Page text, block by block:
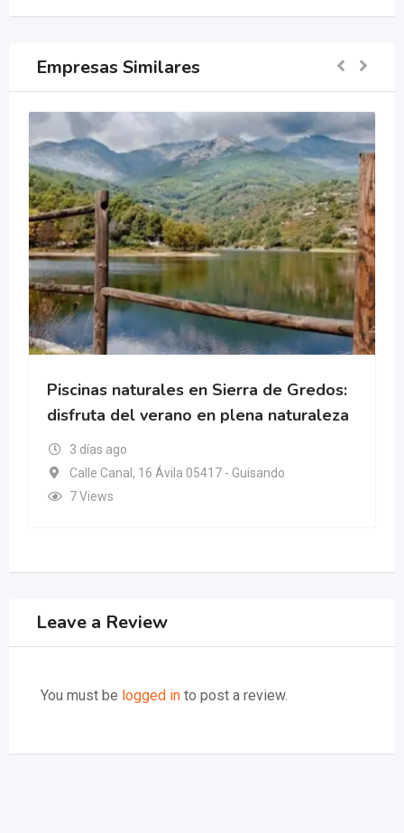
Empresas Similares
Piscinas naturales en Sierra de Gredos:
disfruta del verano en plena naturaleza
3 días ago
Calle Canal, 16 Ávila 05417 - Guisando
7 Views
Leave a Review
You must be logged in to post a review.